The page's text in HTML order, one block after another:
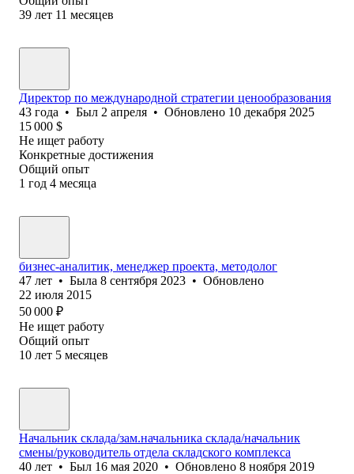
39 лет 11 месяцев
Директор по международной стратегии ценообразования
43 года • Был 2 апреля • Обновлено 10 декабря 2025
15 000 $
Не ищет работу
Конкретные достижения
Общий опыт
1 год 4 месяца
бизнес-аналитик, менеджер проекта, методолог
47 лет • Была 8 сентября 2023 • Обновлено
22 июля 2015
50 000 ₽
Не ищет работу
Общий опыт
10 лет 5 месяцев
Начальник склада/зам.начальника склада/начальник
смены/руководитель отдела складского комплекса
40 лет • Был 16 мая 2020 • Обновлено 8 ноября 2019